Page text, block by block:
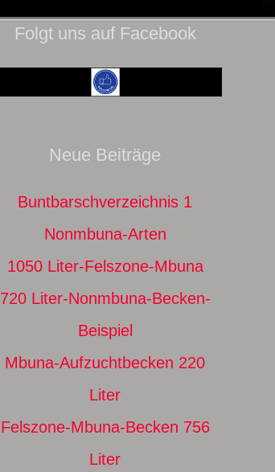
Folgt uns auf Facebook
Neue Beiträge
Buntbarschverzeichnis 1
Nonmbuna-Arten
1050 Liter-Felszone-Mbuna
720 Liter-Nonmbuna-Becken-
Beispiel
Mbuna-Aufzuchtbecken 220
Liter
Felszone-Mbuna-Becken 756
Liter